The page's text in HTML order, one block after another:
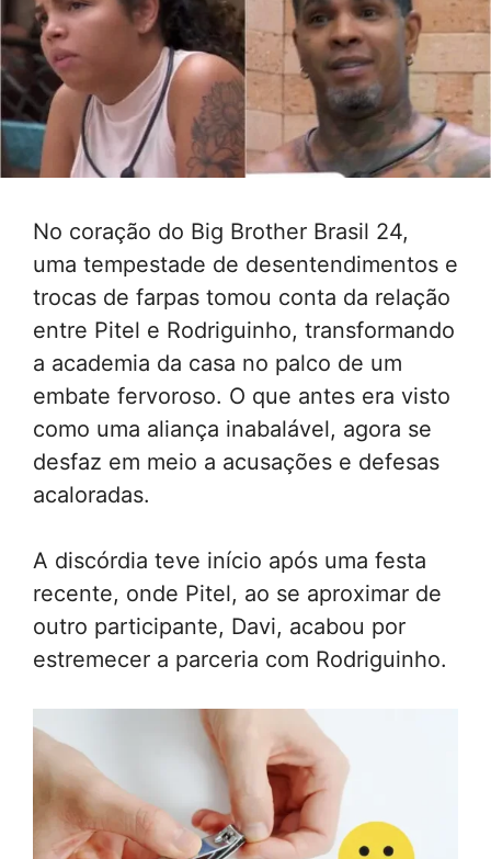
No coração do Big Brother Brasil 24,
uma tempestade de desentendimentos e
trocas de farpas tomou conta da relação
entre Pitel e Rodriguinho, transformando
a academia da casa no palco de um
embate fervoroso. O que antes era visto
como uma aliança inabalável, agora se
desfaz em meio a acusações e defesas
acaloradas.
A discórdia teve início após uma festa
recente, onde Pitel, ao se aproximar de
outro participante, Davi, acabou por
estremecer a parceria com Rodriguinho.